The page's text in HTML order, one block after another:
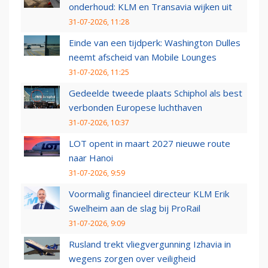
onderhoud: KLM en Transavia wijken uit
31-07-2026, 11:28
Einde van een tijdperk: Washington Dulles
neemt afscheid van Mobile Lounges
31-07-2026, 11:25
Gedeelde tweede plaats Schiphol als best
verbonden Europese luchthaven
31-07-2026, 10:37
LOT opent in maart 2027 nieuwe route
naar Hanoi
31-07-2026, 9:59
Voormalig financieel directeur KLM Erik
Swelheim aan de slag bij ProRail
31-07-2026, 9:09
Rusland trekt vliegvergunning Izhavia in
wegens zorgen over veiligheid